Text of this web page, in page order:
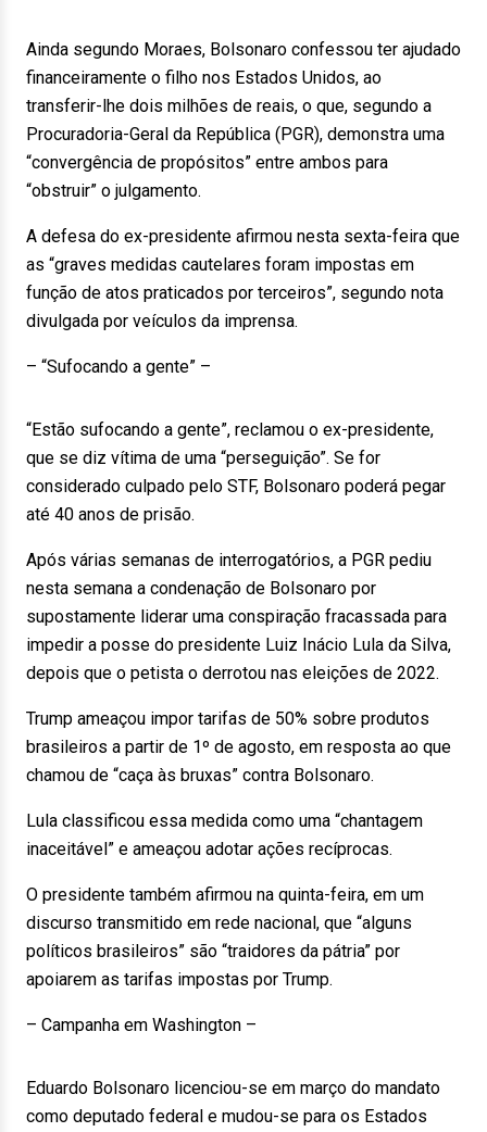
Ainda segundo Moraes, Bolsonaro confessou ter ajudado
financeiramente o filho nos Estados Unidos, ao
transferir-lhe dois milhões de reais, o que, segundo a
Procuradoria-Geral da República (PGR), demonstra uma
“convergência de propósitos” entre ambos para
“obstruir” o julgamento.
A defesa do ex-presidente afirmou nesta sexta-feira que
as “graves medidas cautelares foram impostas em
função de atos praticados por terceiros”, segundo nota
divulgada por veículos da imprensa.
– “Sufocando a gente” –
“Estão sufocando a gente”, reclamou o ex-presidente,
que se diz vítima de uma “perseguição”. Se for
considerado culpado pelo STF, Bolsonaro poderá pegar
até 40 anos de prisão.
Após várias semanas de interrogatórios, a PGR pediu
nesta semana a condenação de Bolsonaro por
supostamente liderar uma conspiração fracassada para
impedir a posse do presidente Luiz Inácio Lula da Silva,
depois que o petista o derrotou nas eleições de 2022.
Trump ameaçou impor tarifas de 50% sobre produtos
brasileiros a partir de 1º de agosto, em resposta ao que
chamou de “caça às bruxas” contra Bolsonaro.
Lula classificou essa medida como uma “chantagem
inaceitável” e ameaçou adotar ações recíprocas.
O presidente também afirmou na quinta-feira, em um
discurso transmitido em rede nacional, que “alguns
políticos brasileiros” são “traidores da pátria” por
apoiarem as tarifas impostas por Trump.
– Campanha em Washington –
Eduardo Bolsonaro licenciou-se em março do mandato
como deputado federal e mudou-se para os Estados